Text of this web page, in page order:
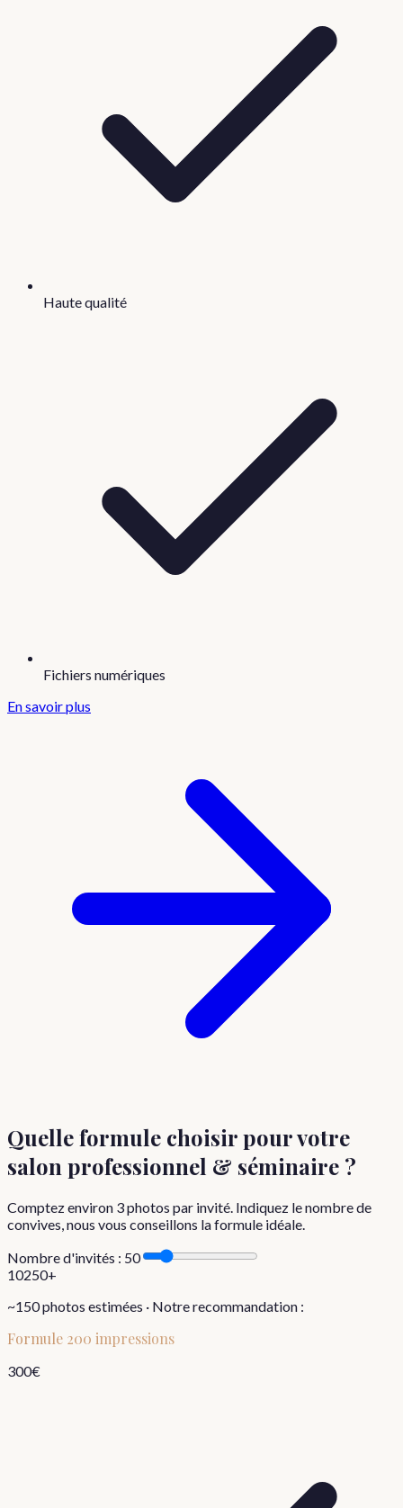
Haute qualité
Fichiers numériques
En savoir plus
Quelle formule choisirpour votre
salon professionnel & séminaire ?
Comptez environ 3photos par invité. Indiquez le nombre de
convives, nous vous conseillons la formule idéale.
Nombre d'invités : 50
10250+
~150photos estimées · Notre recommandation :
Formule 200 impressions
300€